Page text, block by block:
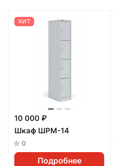
ХИТ
10 000 ₽
Шкаф ШРМ-14
0
Подробнее